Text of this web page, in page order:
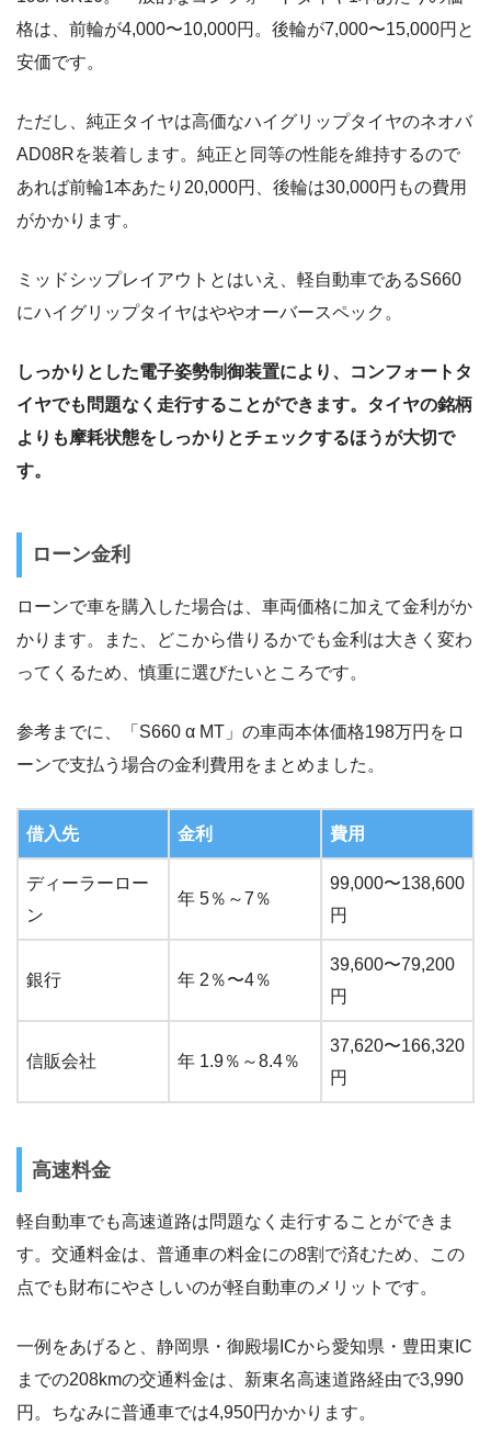
格は、前輪が4,000〜10,000円。後輪が7,000〜15,000円と
安価です。
ただし、純正タイヤは高価なハイグリップタイヤのネオバ
AD08Rを装着します。純正と同等の性能を維持するので
あれば前輪1本あたり20,000円、後輪は30,000円もの費用
がかかります。
ミッドシップレイアウトとはいえ、軽自動車であるS660
にハイグリップタイヤはややオーバースペック。
しっかりとした電子姿勢制御装置により、コンフォートタ
イヤでも問題なく走行することができます。タイヤの銘柄
よりも摩耗状態をしっかりとチェックするほうが大切で
す。
ローン金利
ローンで車を購入した場合は、車両価格に加えて金利がか
かります。また、どこから借りるかでも金利は大きく変わ
ってくるため、慎重に選びたいところです。
参考までに、「S660 α MT」の車両本体価格198万円をロ
ーンで支払う場合の金利費用をまとめました。
借入先 金利 費用
ディーラーロー
ン
年 5％～7％
99,000〜138,600
円
銀行 年 2％〜4％
39,600〜79,200
円
信販会社 年 1.9％～8.4％
37,620〜166,320
円
高速料金
軽自動車でも高速道路は問題なく走行することができま
す。交通料金は、普通車の料金にの8割で済むため、この
点でも財布にやさしいのが軽自動車のメリットです。
一例をあげると、静岡県・御殿場ICから愛知県・豊田東IC
までの208kmの交通料金は、新東名高速道路経由で3,990
円。ちなみに普通車では4,950円かかります。